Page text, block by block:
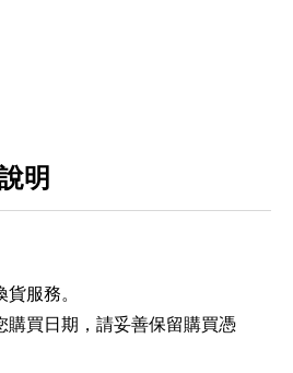
明
服務。
購買日期，請妥善保留購買憑